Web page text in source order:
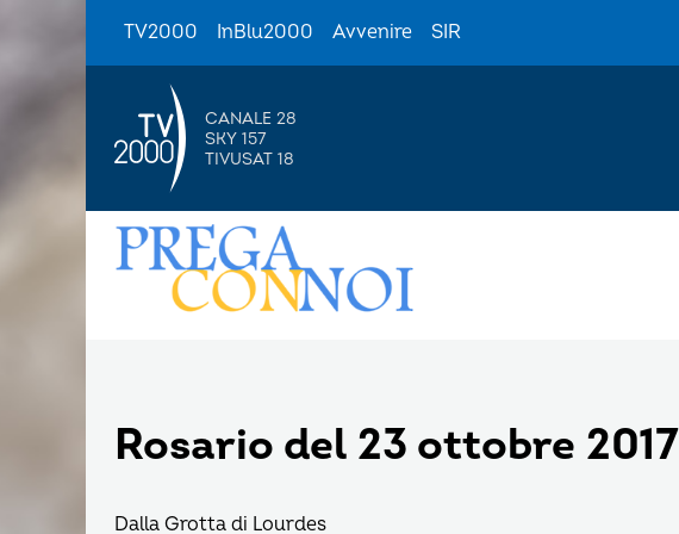
TV2000 InBlu2000 Avvenire SIR
CANALE 28
SKY 157
TIVUSAT 18
Rosario del 23 ottobre 2017
Dalla Grotta di Lourdes